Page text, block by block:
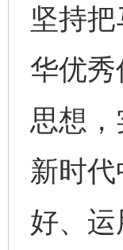
坚持
华优
思想
新时
好、